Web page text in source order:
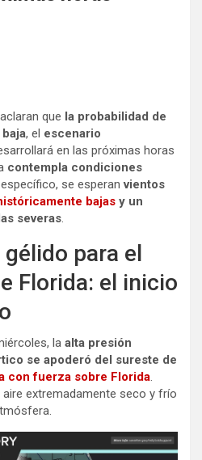
que la probabilidad de
, el escenario
en las próximas horas
contempla condiciones
específico, se esperanvientos
bajas y un
severas
para el
Florida: el inicio
la alta presión
se apoderó del sureste de
con fuerza sobre Florida
extremadamente seco y frío